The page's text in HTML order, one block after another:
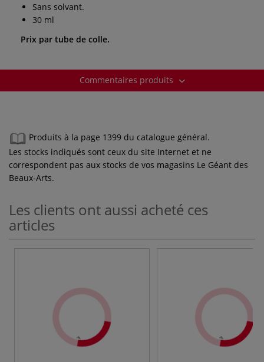
Sans solvant.
30 ml
Prix par tube de colle.
Commentaires produits
Produits à la page 1399 du catalogue général.
Les stocks indiqués sont ceux du site Internet et ne
correspondent pas aux stocks de vos magasins Le Géant des
Beaux-Arts.
Les clients ont aussi acheté ces
articles